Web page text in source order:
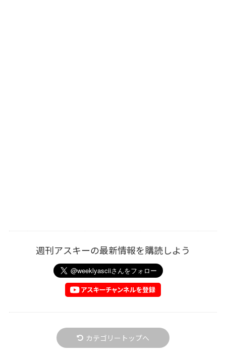
週刊アスキーの最新情報を購読しよう
カテゴリートップへ